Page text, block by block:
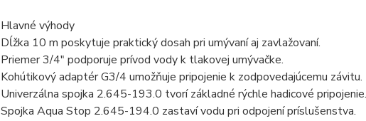
Hlavné výhody
Dĺžka 10 m poskytuje praktický dosah pri umývaní aj zavlažovaní.
Priemer 3/4″ podporuje prívod vody k tlakovej umývačke.
Kohútikový adaptér G3/4 umožňuje pripojenie k zodpovedajúcemu závitu.
Univerzálna spojka 2.645-193.0 tvorí základné rýchle hadicové pripojenie.
Spojka Aqua Stop 2.645-194.0 zastaví vodu pri odpojení príslušenstva.